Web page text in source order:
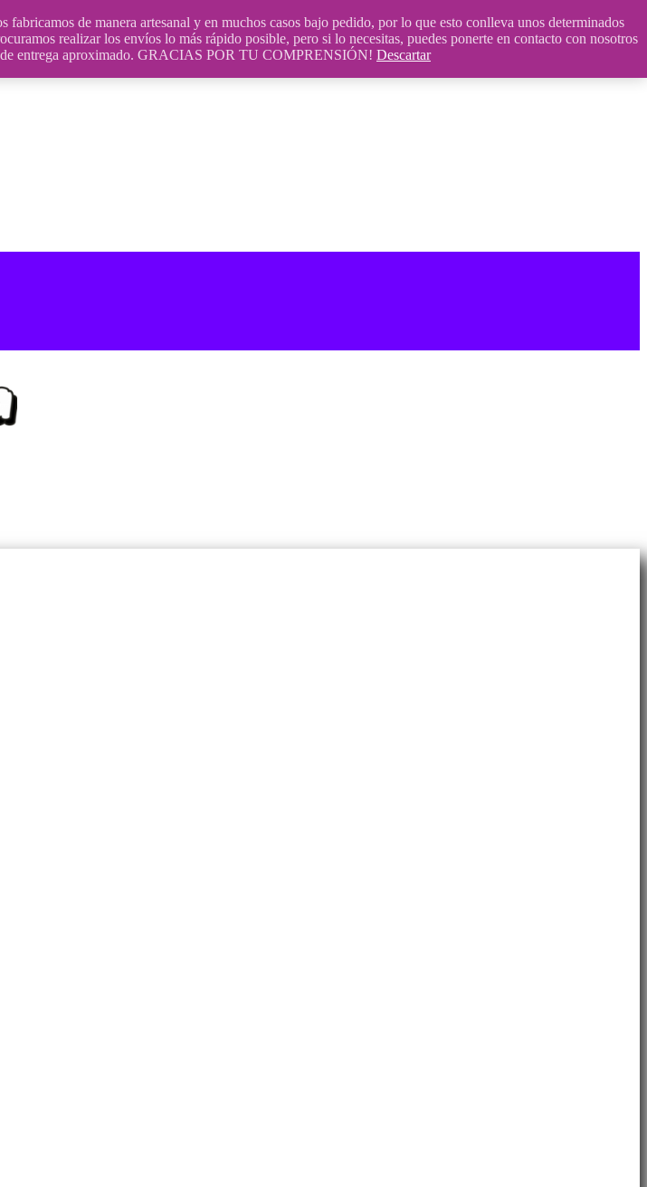
de manera artesanal y en muchos casos bajo pedido, por lo que esto conlleva unos determinados
realizar los envíos lo más rápido posible, pero si lo necesitas, puedes ponerte en contacto con nosotros
de entrega aproximado. GRACIAS POR TU COMPRENSIÓN! Descartar